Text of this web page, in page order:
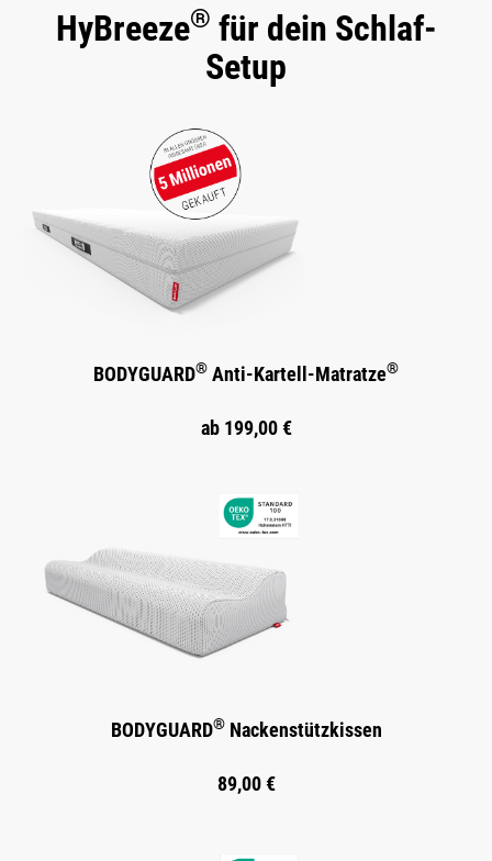
HyBreeze® für dein Schlaf-
Setup
BODYGUARD® Anti-Kartell-Matratze®
ab199,00 €
BODYGUARD®Nackenstützkissen
89,00 €